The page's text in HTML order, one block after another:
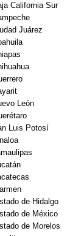
California Sur
Juárez
León
Luis Potosí
de Hidalgo
de México
de Morelos